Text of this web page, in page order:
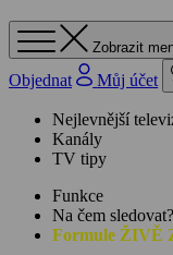
Zobrazit
Objednat Můj účet
Nejlevnější
Kanály
TV tipy
Funkce
Na čem sledovat?
Formule ŽIVĚ